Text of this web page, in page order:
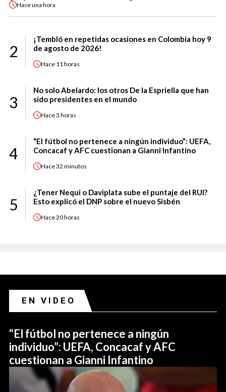
Haceuna hora
2
¡Tembló en repetidas ocasiones en Colombia hoy 9
de agosto de 2026!
Hace 11 horas
3
No solo Abelardo: los otros De la Espriella que han
sido presidentes en el mundo
Hace3 horas
4
“El fútbol no pertenece a ningún individuo”: UEFA,
Concacaf y AFC cuestionan a Gianni Infantino
Hace32 minutos
5
¿Tener Nequi o Daviplata sube el puntaje del RUI?
Esto explicó el DNP sobre el nuevo Sisbén
Hace20 horas
EN VIDEO
“El fútbol no pertenece a ningún
individuo”: UEFA, Concacaf y AFC
cuestionan a Gianni Infantino